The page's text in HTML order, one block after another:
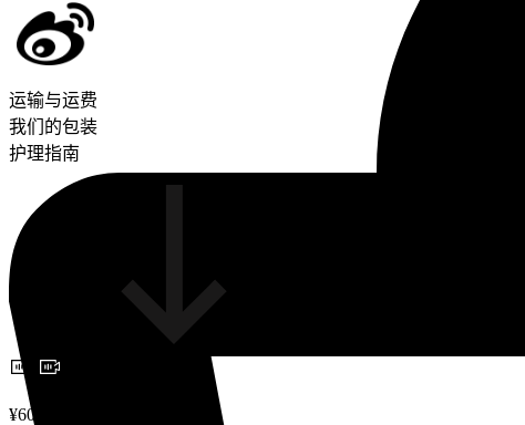
运输与运费
我们的包装
护理指南
¥600